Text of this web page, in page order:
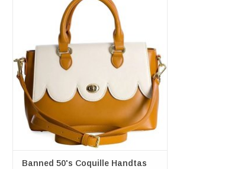
Afmetingen: (bxhxd) ca. 29,5cm x 21cm x
TOEVOEGEN AAN WINKELWAGEN
Banned 50's Coquille Handtas